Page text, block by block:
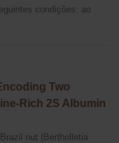
condições: ao
Two
Rich 2S Albumin
nut (Bertholletia